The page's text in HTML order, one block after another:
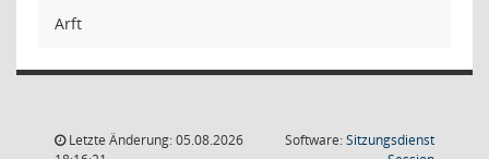
Arft
Letzte Änderung: 05.08.2026
Software:Sitzungsdienst